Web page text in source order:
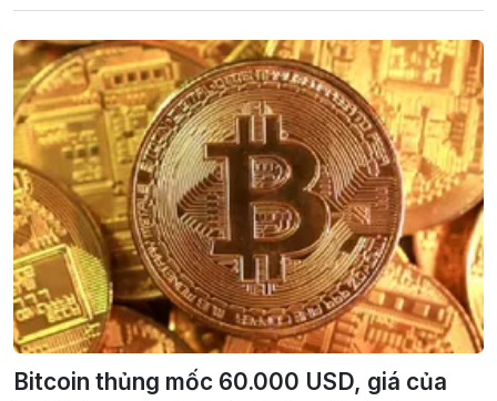
Bitcoin thủng mốc 60.000 USD, giá của